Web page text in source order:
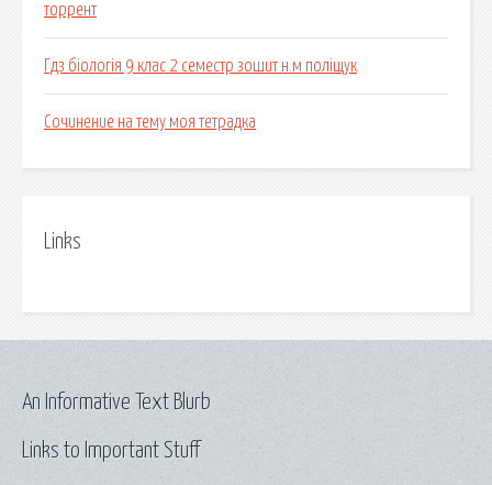
торрент
Гдз біологія 9 клас 2 семестр зошит н.м поліщук
Сочинение на тему моя тетрадка
Links
Links to Important Stuff
An Informative Text Blurb